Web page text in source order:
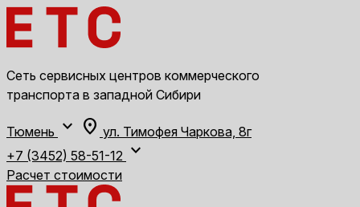
Сеть сервисных центров коммерческого
транспорта в западной Сибири
Тюмень expand_more location_on ул. Тимофея Чаркова, 8г
+7 (3452) 58-51-12 expand_more
Расчет стоимости